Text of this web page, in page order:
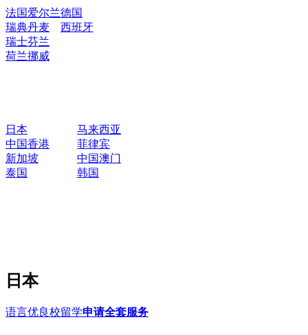
法国爱尔兰德国
瑞典丹麦
西班牙
瑞士芬兰
荷兰挪威
日本
马来西亚
中国香港
菲律宾
新加坡
中国澳门
泰国
韩国
日本
语言优良校留学申请全套服务